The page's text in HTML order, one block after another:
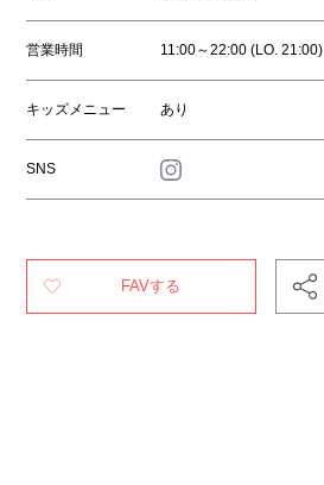
営業時間 11:00～22:00 (LO. 21:00)
キッズメニュー あり
SNS
FAVする